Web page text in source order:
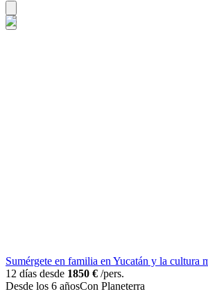
Sumérgete en familia en Yucatán y la cultura
12 días desde 1850 € /pers.
Desde los 6 añosCon Planeterra